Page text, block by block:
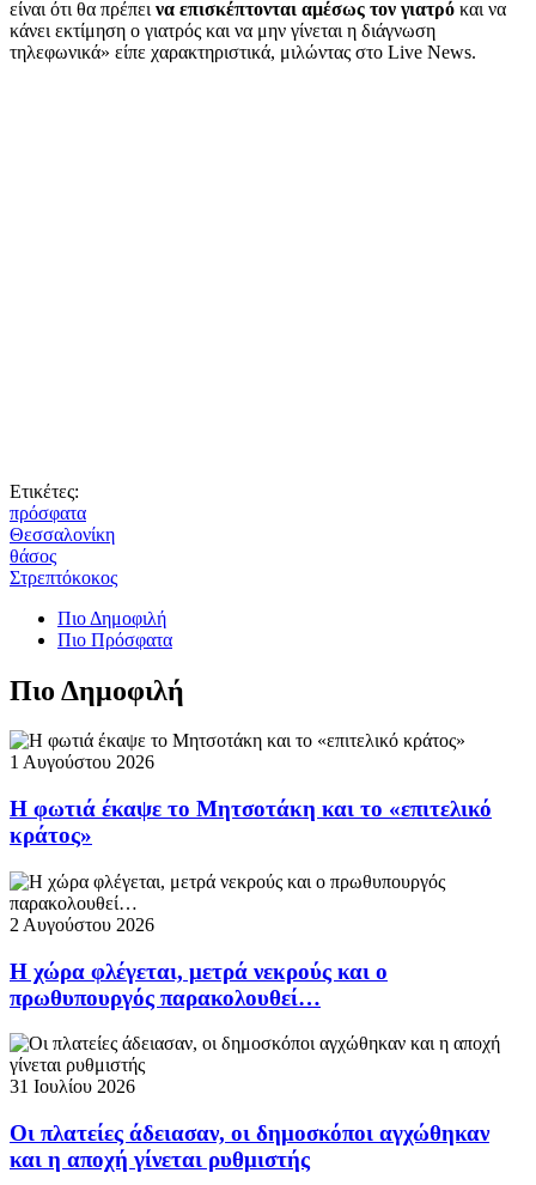
είναι ότι θα πρέπει να επισκέπτονται αμέσως τον γιατρό και να
κάνει εκτίμηση ο γιατρός και να μην γίνεται η διάγνωση
τηλεφωνικά» είπε χαρακτηριστικά, μιλώντας στο Live News.
Ετικέτες:
πρόσφατα
Θεσσαλονίκη
θάσος
Στρεπτόκοκος
Πιο Δημοφιλή
Πιο Πρόσφατα
Πιο Δημοφιλή
1 Αυγούστου 2026
Η φωτιά έκαψε το Μητσοτάκη και το «επιτελικό
κράτος»
2 Αυγούστου 2026
Η χώρα φλέγεται, μετρά νεκρούς και ο
πρωθυπουργός παρακολουθεί…
31 Ιουλίου 2026
Οι πλατείες άδειασαν, οι δημοσκόποι αγχώθηκαν
και η αποχή γίνεται ρυθμιστής